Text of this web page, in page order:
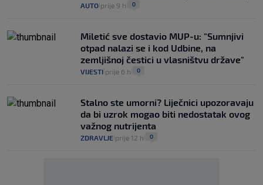
AUTO prije 9 h 0
Miletić sve dostavio MUP-u: "Sumnjivi
otpad nalazi se i kod Udbine, na
zemljišnoj čestici u vlasništvu države"
VIJESTI prije 6 h 0
Stalno ste umorni? Liječnici upozoravaju
da bi uzrok mogao biti nedostatak ovog
važnog nutrijenta
ZDRAVLJE prije 12 h 0